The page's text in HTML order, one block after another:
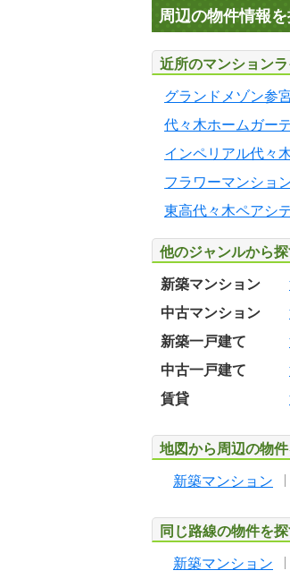
周辺の物件情報
近所のマンション
グランドメゾン参
代々木ホームガー
インペリアル代々
フラワーマンショ
東高代々木ペアシ
他のジャンルから
新築マンション
中古マンション
新築一戸建て
中古一戸建て
賃貸
地図から周辺の物
新築マンション
同じ路線の物件を
新築マンション